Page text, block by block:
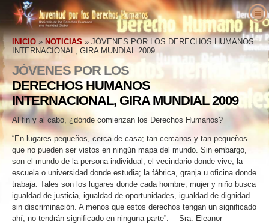
Quiénes somos
¿Qué es Juventud por los
Derechos Humanos?
Nuestro propósito
Historia de Juventud por los
Derechos Humanos
Personal ejecutivo
Junta asesora
Colaboradores de Juventud por los
Derechos Humanos Internacional
Proclamaciones y reconocimientos
¿Qué son los Derechos Humanos?
La Definición de los Derechos Humanos
Los Antecedentes de los
Derechos Humanos
La Declaración Universal de los
Derechos Humanos
Educadores
Bienvenidos
Kit Gratuito del Educador
Resultados
Plan de estudios de los Derechos Humanos
Programas para educadores
Implementación del programa
Actúa
Involúcrate
Petición
Afiliaciones y donaciones
Grupos
Concursos
Voces en favorde los Derechos Humanos
Defensores de los Derechos Humanos
Organizaciones de Derechos Humanos
Abusos de los Derechos Humanos
Haz tu pedido
Contacto
INICIO» NOTICIAS » JÓVENES POR LOS DERECHOS HUMANOS
INTERNACIONAL, GIRA MUNDIAL 2009
JÓVENES POR LOS
DERECHOS HUMANOS
INTERNACIONAL, GIRA MUNDIAL 2009
Al fin y al cabo, ¿dónde comienzan los Derechos Humanos?
“En lugares pequeños, cerca de casa; tan cercanos y tan pequeños
que no pueden ser vistos en ningún mapa del mundo. Sin embargo,
son el mundo de la persona individual; el vecindario donde vive; la
escuela o universidad donde estudia; la fábrica, granja u oficina donde
trabaja. Tales son los lugares donde cada hombre, mujer y niño busca
igualdad de justicia, igualdad de oportunidades, igualdad de dignidad
sin discriminación. A menos que estos derechos tengan un significado
ahí, no tendrán significado en ninguna parte”. —Sra. Eleanor